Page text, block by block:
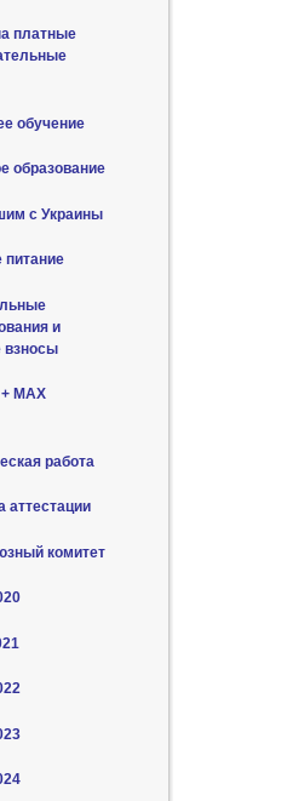
платные
обучение
образование
с Украины
питание
и
взносы
MAX
работа
аттестации
комитет